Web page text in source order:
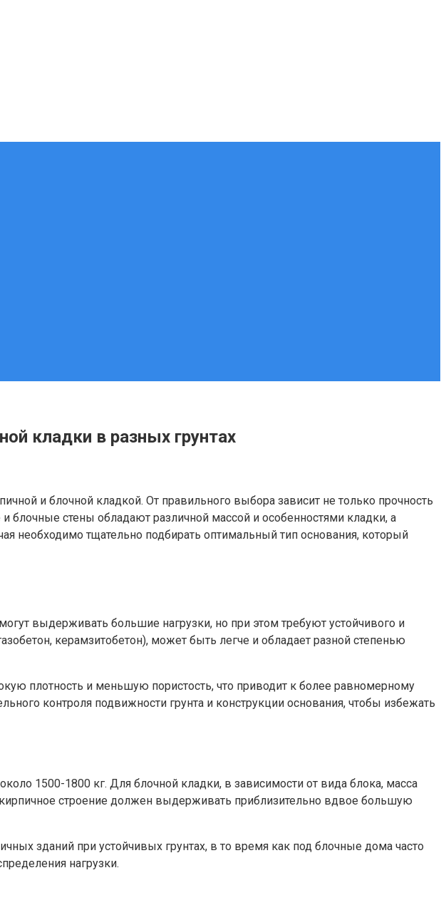
кладки в разных грунтах
и блочной кладкой. От правильного выбора зависит не только прочность
блочные стены обладают различной массой и особенностями кладки, а
необходимо тщательно подбирать оптимальный тип основания, который
выдерживать большие нагрузки, но при этом требуют устойчивого и
керамзитобетон), может быть легче и обладает разной степенью
плотность и меньшую пористость, что приводит к более равномерному
контроля подвижности грунта и конструкции основания, чтобы избежать
1500-1800 кг. Для блочной кладки, в зависимости от вида блока, масса
строение должен выдерживать приблизительно вдвое большую
зданий при устойчивых грунтах, в то время как под блочные дома часто
нагрузки.